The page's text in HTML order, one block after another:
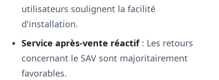
utilisateurs soulignent la facilité
d'installation.
Service après-vente réactif: Les retours
concernant le SAV sont majoritairement
favorables.